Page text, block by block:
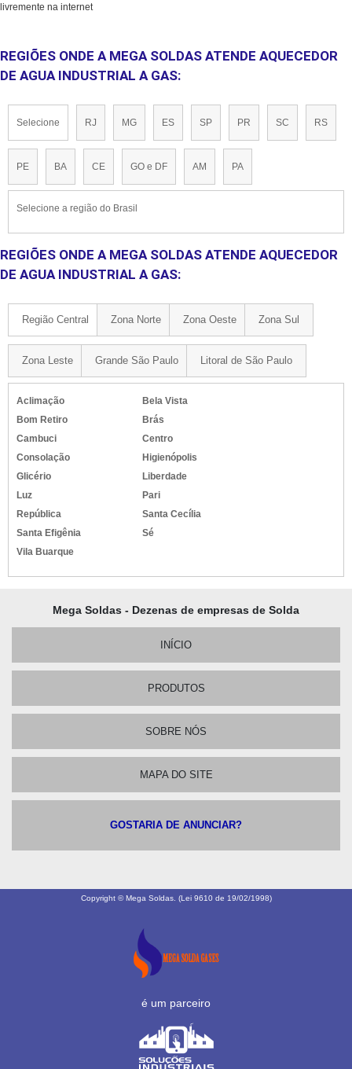
livremente na internet
REGIÕES ONDE A MEGA SOLDAS ATENDE AQUECEDOR
DE AGUA INDUSTRIAL A GAS:
Selecione RJ MG ES SP PR SC RS
PE BA CE GO e DF AM PA
Selecione a região do Brasil
REGIÕES ONDE A MEGA SOLDAS ATENDE AQUECEDOR
DE AGUA INDUSTRIAL A GAS:
Região Central Zona Norte Zona Oeste Zona Sul
Zona Leste Grande São Paulo Litoral de São Paulo
Aclimação
Bela Vista
Bom Retiro
Brás
Cambuci
Centro
Consolação
Higienópolis
Glicério
Liberdade
Luz
Pari
República
Santa Cecília
Santa Efigênia
Sé
Vila Buarque
Mega Soldas - Dezenas de empresas de Solda
INÍCIO
PRODUTOS
SOBRE NÓS
MAPA DO SITE
GOSTARIA DE ANUNCIAR?
Copyright © Mega Soldas. (Lei 9610 de 19/02/1998)
é um parceiro